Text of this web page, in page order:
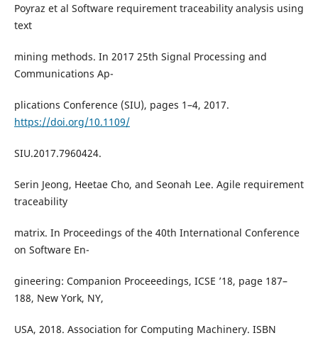
Poyraz et al Software requirement traceability analysis using
text
mining methods. In 2017 25th Signal Processing and
Communications Ap-
plications Conference (SIU), pages 1–4, 2017.
https://doi.org/10.1109/
SIU.2017.7960424.
Serin Jeong, Heetae Cho, and Seonah Lee. Agile requirement
traceability
matrix. In Proceedings of the 40th International Conference
on Software En-
gineering: Companion Proceeedings, ICSE ’18, page 187–
188, New York, NY,
USA, 2018. Association for Computing Machinery. ISBN